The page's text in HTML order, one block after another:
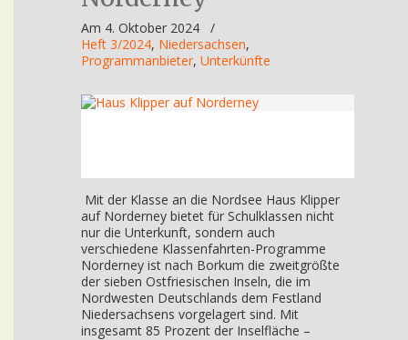
Am 4. Oktober 2024
/
Heft 3/2024, Niedersachsen,
Programmanbieter, Unterkünfte
Mit der Klasse an die Nordsee Haus Klipper
auf Norderney bietet für Schulklassen nicht
nur die Unterkunft, sondern auch
verschiedene Klassenfahrten-Programme
Norderney ist nach Borkum die zweitgrößte
der sieben Ostfriesischen Inseln, die im
Nordwesten Deutschlands dem Festland
Niedersachsens vorgelagert sind. Mit
insgesamt 85 Prozent der Inselfläche –